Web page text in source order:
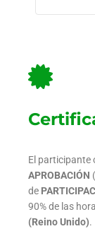
El participante
APROBACIÓN
de
90% de las
(Reino Unido).